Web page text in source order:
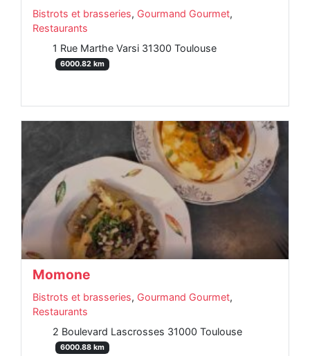
Bistrots et brasseries, Gourmand Gourmet,
Restaurants
1 Rue Marthe Varsi 31300 Toulouse
6000.82 km
Momone
Bistrots et brasseries, Gourmand Gourmet,
Restaurants
2 Boulevard Lascrosses 31000 Toulouse
6000.88 km